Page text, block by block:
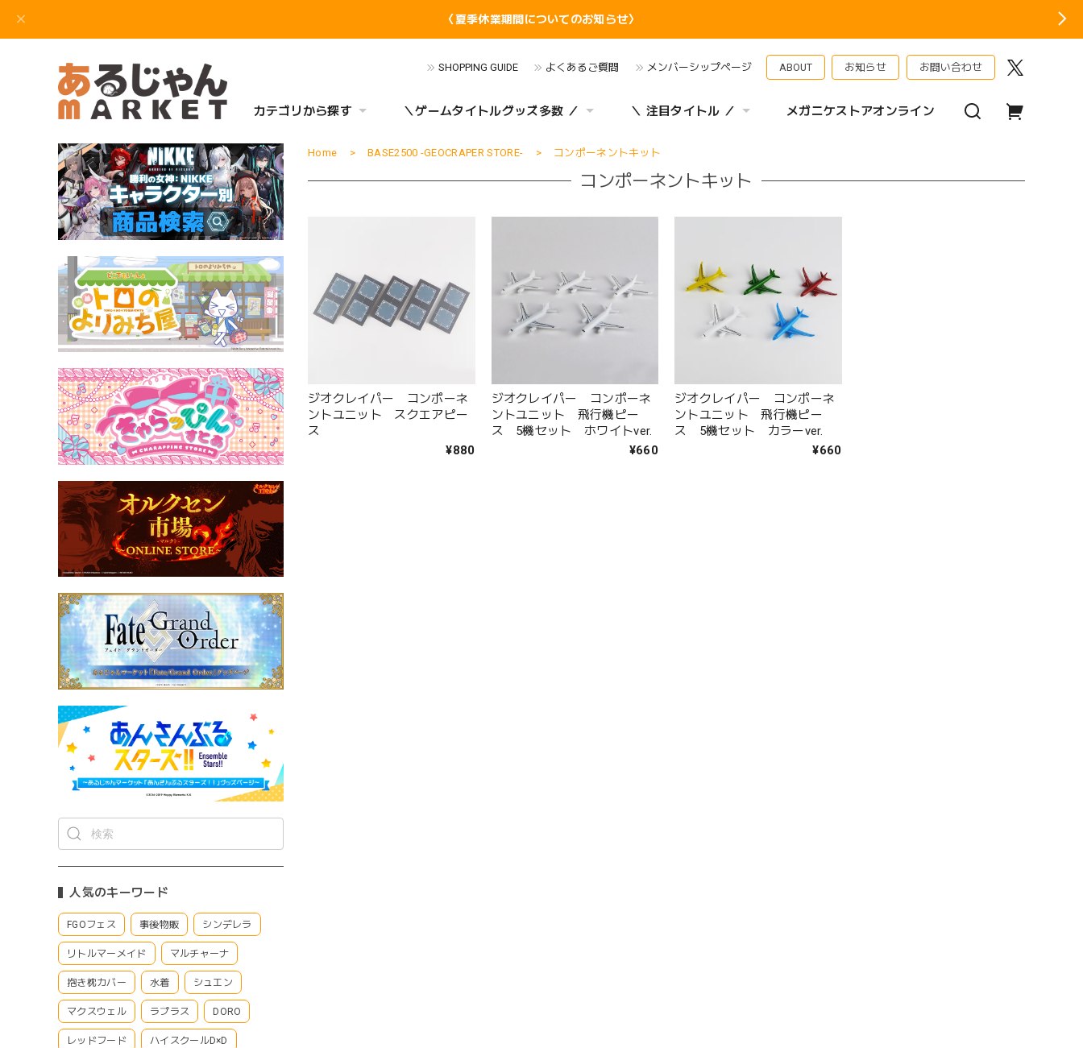
〈夏季休業期間についてのお知らせ〉
SHOPPING GUIDE よくあるご質問 メンバーシップページ ABOUT お知らせ お問い合わせ
カテゴリから探す ＼ゲームタイトルグッズ多数 ／ ＼ 注目タイトル ／ メガニケストアオンライン
人気のキーワード
FGOフェス 事後物販 シンデレラ
リトルマーメイド マルチャーナ
抱き枕カバー 水着 シュエン
マクスウェル ラプラス DORO
レッドフード ハイスクールD×D
Home BASE2500 -GEOCRAPER STORE- コンポーネントキット
コンポーネントキット
ジオクレイパー コンポーネ
ントユニット スクエアピー
ス
¥880
ジオクレイパー コンポーネ
ントユニット 飛行機ピー
ス 5機セット ホワイトver.
¥660
ジオクレイパー コンポーネ
ントユニット 飛行機ピー
ス 5機セット カラーver.
¥660